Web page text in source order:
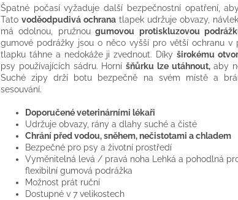
Špatné počasí vyžaduje další bezpečnostní opatření, aby
Tatovoděodpudivá ochrana tlapek udržuje obvazy,
má odolnou, pružnougumovou protiskluzovou
gumové podrážky jsou o něco vyšší pro větší ochranu v
tlapku táhne a nedokáže ji zvednout. Díkyširokému
psy používajících sádru. Horníšňůrku lze utáhnout,aby
Suché zipy drží botu bezpečně na svém místě a
sesouvání.
Doporučené veterinárními lékaři
Udržuje obvazy, rány a dlahy suché a čisté
Chrání před vodou, sněhem, nečistotami a chladem
Bezpečné pro psy a životní prostředí
Vyměnitelná levá / pravá noha Lehká a pohodlná
flexibilní gumová podrážka
Možnost prát ruční
Dostupné v 7 velikostech